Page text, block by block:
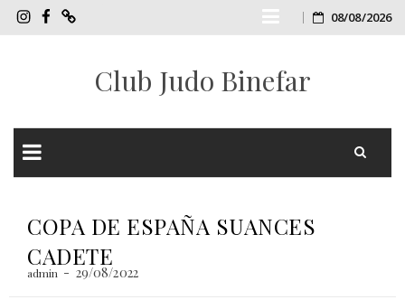
InstagramCJB
FacebookCJB
TIENDA
Skip
content
08/08/2026
Club Judo Binefar
content
COPA DE ESPAÑA SUANCES
CADETE
admin 29/08/2022